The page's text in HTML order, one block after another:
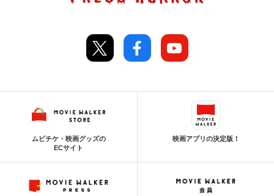
ムビチケ・映画グッズの
ECサイト
映画アプリの決定版！